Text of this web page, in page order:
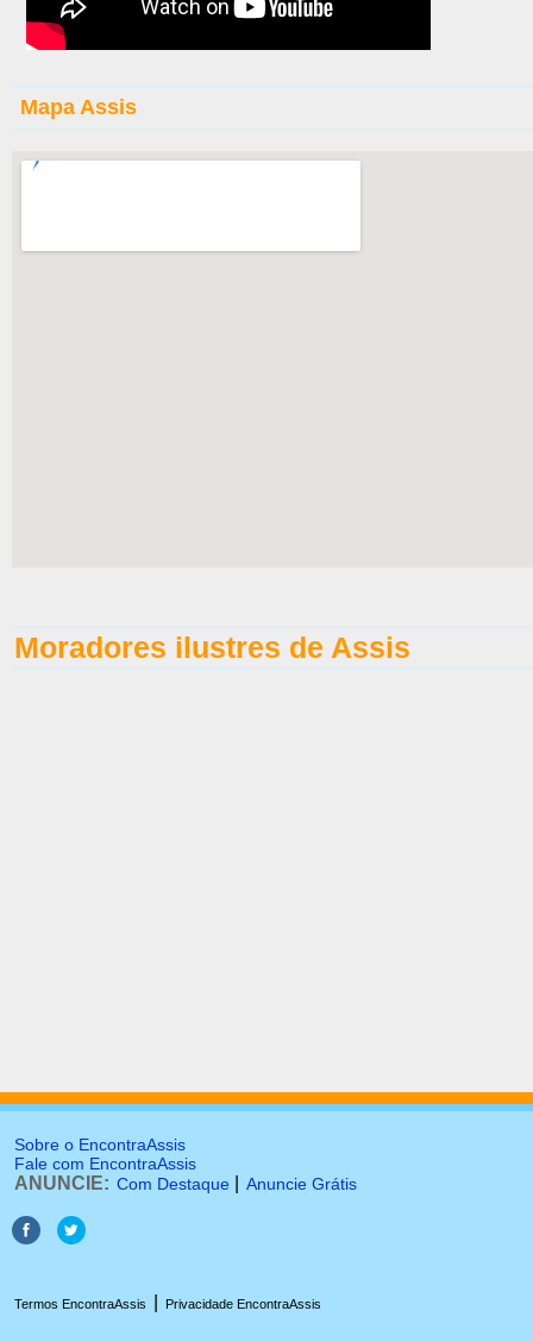
Mapa Assis
Moradores ilustres de Assis
Sobre o EncontraAssis
Fale com EncontraAssis
ANUNCIE: Com Destaque Anuncie Grátis
Termos EncontraAssis Privacidade EncontraAssis